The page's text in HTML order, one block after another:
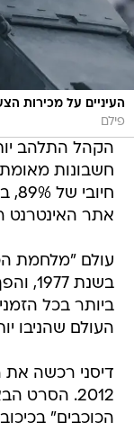
העיניים על מכירות
פילם
הקהל התלהב
חשבונות
אתר האינטרנט
עולם "מלחמת
בשנת
ביותר בכל
העולם שהניבו יותר מ-10
דיסני רכשה את
2012.
הכוכבים"